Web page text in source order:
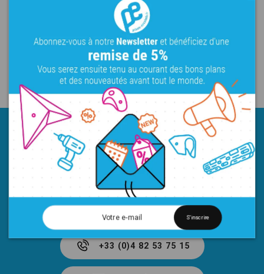
Clé Ø 6 mm - à
l'unité
39,00 €
SERVICE CLIENT
PAR MAIL OU PAR TÉLÉPHONE
+33 (0)4 82 53 75 15
S'inscrire